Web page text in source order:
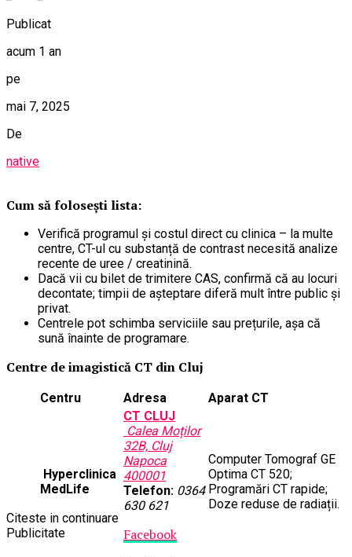
Publicat
acum 1 an
pe
mai 7, 2025
De
native
Cum să folosești lista:
Verifică programul și costul direct cu clinica – la multe
centre, CT-ul cu substanță de contrast necesită analize
recente de uree / creatinină.
Dacă vii cu bilet de trimitere CAS, confirmă că au locuri
decontate; timpii de așteptare diferă mult între public și
privat.
Centrele pot schimba serviciile sau prețurile, așa că
sună înainte de programare.
Centre de imagistică CT din Cluj
Centru Adresa Aparat CT
Hyperclinica
MedLife
CT CLUJ
Calea Moților
32B, Cluj
Napoca
400001
Telefon: 0364
630 621
Facebook
Computer Tomograf GE
Optima CT 520;
Programări CT rapide;
Doze reduse de radiații.
Citeste in continuare
Publicitate